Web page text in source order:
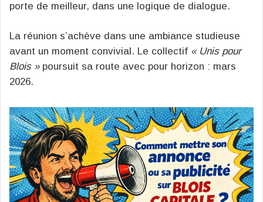
porte de meilleur, dans une logique de dialogue.
La réunion s’achève dans une ambiance studieuse
avant un moment convivial. Le collectif « Unis pour
Blois »poursuit sa route avec pour horizon : mars
2026.